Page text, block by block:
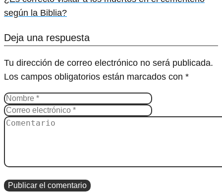
según la Biblia?
Deja una respuesta
Tu dirección de correo electrónico no será publicada.
Los campos obligatorios están marcados con *